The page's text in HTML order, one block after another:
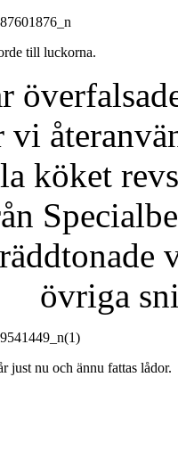
till luckorna.
vi
köket
övriga
just nu och ännu fattas lådor.